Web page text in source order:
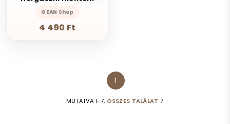
GEAN Shop
4 490 Ft
MUTATVA 1-7, ÖSSZES TALÁLAT 7
1